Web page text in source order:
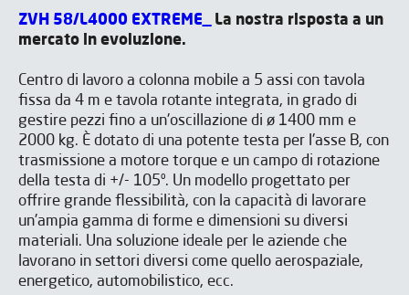
ZVH 58/L4000 EXTREME_La nostra risposta a un
mercato in evoluzione.
Centro di lavoro a colonna mobile a 5 assi con tavola
fissa da 4 m e tavola rotante integrata, in grado di
gestire pezzi fino a un'oscillazione di ø 1400 mm e
2000 kg. È dotato di una potente testa per l'asse B, con
trasmissione a motore torque e un campo di rotazione
della testa di +/- 105º. Un modello progettato per
offrire grande flessibilità, con la capacità di lavorare
un'ampia gamma di forme e dimensioni su diversi
materiali. Una soluzione ideale per le aziende che
lavorano in settori diversi come quello aerospaziale,
energetico, automobilistico, ecc.
Completate il modulo e indicateci la
che possiamo aiutarvi.